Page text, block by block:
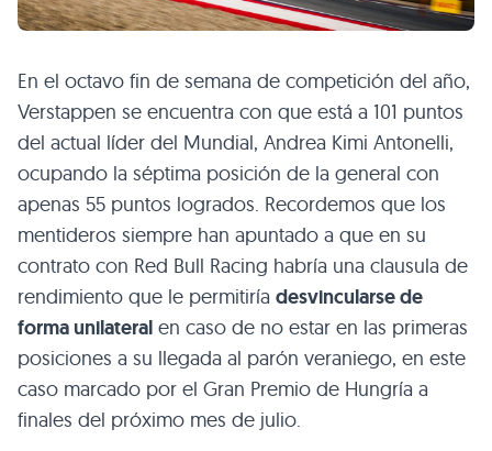
En el octavo fin de semana de competición del año,
Verstappen se encuentra con que está a 101 puntos
del actual líder del Mundial, Andrea Kimi Antonelli,
ocupando la séptima posición de la general con
apenas 55 puntos logrados. Recordemos que los
mentideros siempre han apuntado a que en su
contrato con Red Bull Racing habría una clausula de
rendimiento que le permitiría desvincularse de
forma unilateral en caso de no estar en las primeras
posiciones a su llegada al parón veraniego, en este
caso marcado por el Gran Premio de Hungría a
finales del próximo mes de julio.